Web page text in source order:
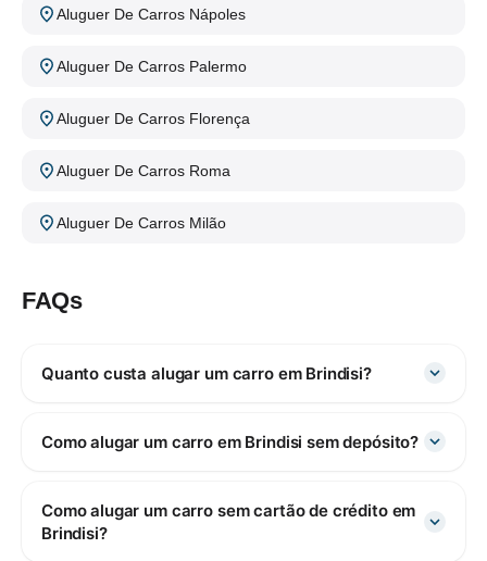
Aluguer De Carros Nápoles
Aluguer De Carros Palermo
Aluguer De Carros Florença
Aluguer De Carros Roma
Aluguer De Carros Milão
FAQs
Quanto custa alugar um carro em Brindisi?
Como alugar um carro em Brindisi sem depósito?
Como alugar um carro sem cartão de crédito em
Brindisi?